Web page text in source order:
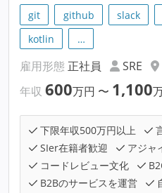
git github slack
kotlin
…
雇用形態 正社員 SRE
年収 600万円 〜 1,100
下限年収500万円以上
SIer在籍者歓迎
アジャ
コードレビュー文化
B2Bのサービスを運営